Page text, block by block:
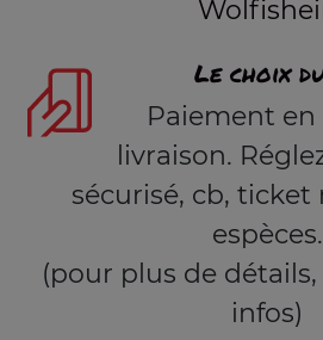
Le choix
Paiement
livraison.
sécurisé, cb, ticket
espèces.
(pour plus de
infos)